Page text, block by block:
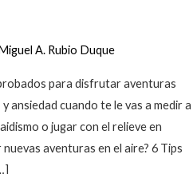
A. Rubio Duque
para disfrutar aventuras
cuando te le vas a medir a
o jugar con el relieve en
aventuras en el aire? 6 Tips